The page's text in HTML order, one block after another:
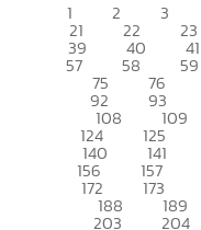
1 2 3
21 22 23
39 40 41
57 58 59
75 76
92 93
108 109
124 125
140 141
156 157
172 173
188 189
203 204